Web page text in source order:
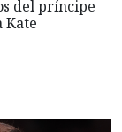
del príncipe
Kate